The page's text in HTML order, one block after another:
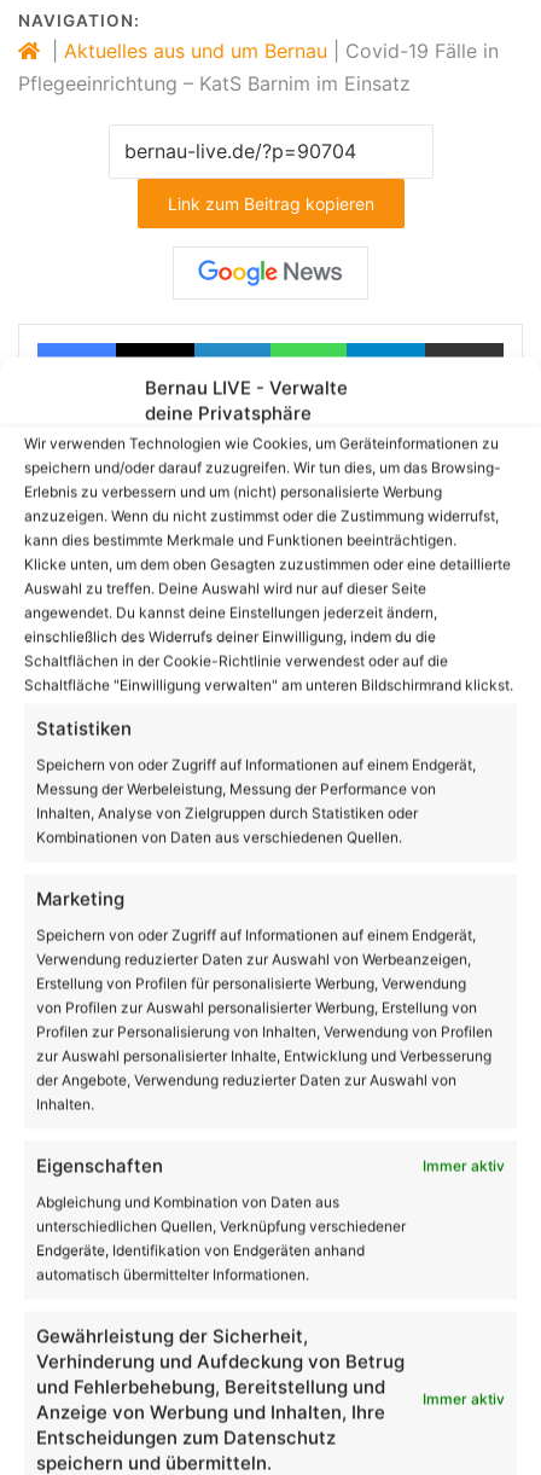
Bernau LIVE - Verwalte
deine Privatsphäre
Wir verwenden Technologien wie Cookies, um Geräteinformationen zu
speichern und/oder darauf zuzugreifen. Wir tun dies, um das Browsing-
Erlebnis zu verbessern und um (nicht) personalisierte Werbung
anzuzeigen. Wenn du nicht zustimmst oder die Zustimmung widerrufst,
kann dies bestimmte Merkmale und Funktionen beeinträchtigen.
Klicke unten, um dem oben Gesagten zuzustimmen oder eine detaillierte
Auswahl zu treffen. Deine Auswahl wird nur auf dieser Seite
angewendet. Du kannst deine Einstellungen jederzeit ändern,
einschließlich des Widerrufs deiner Einwilligung, indem du die
Schaltflächen in der Cookie-Richtlinie verwendest oder auf die
Schaltfläche "Einwilligung verwalten" am unteren Bildschirmrand klickst.
Statistiken
Speichern von oder Zugriff auf Informationen auf einem Endgerät,
Messung der Werbeleistung, Messung der Performance von
Inhalten, Analyse von Zielgruppen durch Statistiken oder
Kombinationen von Daten aus verschiedenen Quellen.
Marketing
Speichern von oder Zugriff auf Informationen auf einem Endgerät,
Verwendung reduzierter Daten zur Auswahl von Werbeanzeigen,
Erstellung von Profilen für personalisierte Werbung, Verwendung
von Profilen zur Auswahl personalisierter Werbung, Erstellung von
Profilen zur Personalisierung von Inhalten, Verwendung von Profilen
zur Auswahl personalisierter Inhalte, Entwicklung und Verbesserung
der Angebote, Verwendung reduzierter Daten zur Auswahl von
Inhalten.
Eigenschaften
Immer aktiv
Abgleichung und Kombination von Daten aus
unterschiedlichen Quellen, Verknüpfung verschiedener
Endgeräte, Identifikation von Endgeräten anhand
automatisch übermittelter Informationen.
Gewährleistung der Sicherheit,
Verhinderung und Aufdeckung von Betrug
und Fehlerbehebung, Bereitstellung und
Anzeige von Werbung und Inhalten, Ihre
Entscheidungen zum Datenschutz
speichern und übermitteln.
Immer aktiv
NAVIGATION:
Aktuelles aus und um Bernau
Covid-19 Fälle in
Pflegeeinrichtung – KatS Barnim im Einsatz
Link zum Beitrag kopieren
FacebookX LinkedInWhatsAppTelegramTeilen via E-Mail
Enthält Werbung
Tag der offenen Tür an den
Diakonischen Schulen Lobetal